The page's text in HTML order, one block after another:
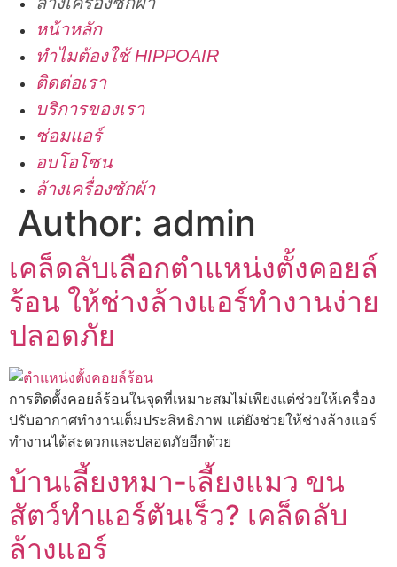
หน้าหลัก
ทำไมต้องใช้ HIPPOAIR
ติดต่อเรา
บริการของเรา
ซ่อมแอร์
อบโอโซน
ล้างเครื่องซักผ้า
Author: admin
เคล็ดลับเลือกตำแหน่งตั้งคอยล์
ร้อน ให้ช่างล้างแอร์ทำงานง่าย
ปลอดภัย
การติดตั้งคอยล์ร้อนในจุดที่เหมาะสมไม่เพียงแต่ช่วยให้เครื่อง
ปรับอากาศทำงานเต็มประสิทธิภาพ แต่ยังช่วยให้ช่างล้างแอร์
ทำงานได้สะดวกและปลอดภัยอีกด้วย
บ้านเลี้ยงหมา-เลี้ยงแมว ขน
สัตว์ทำแอร์ตันเร็ว? เคล็ดลับ
ล้างแอร์